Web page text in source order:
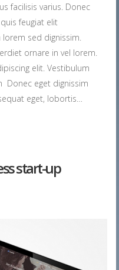
facilisis varius. Donec
feugiat elit
sed dignissim.
ornare in vel lorem.
elit. Vestibulum
Donec eget dignissim
eget, lobortis…
start-up